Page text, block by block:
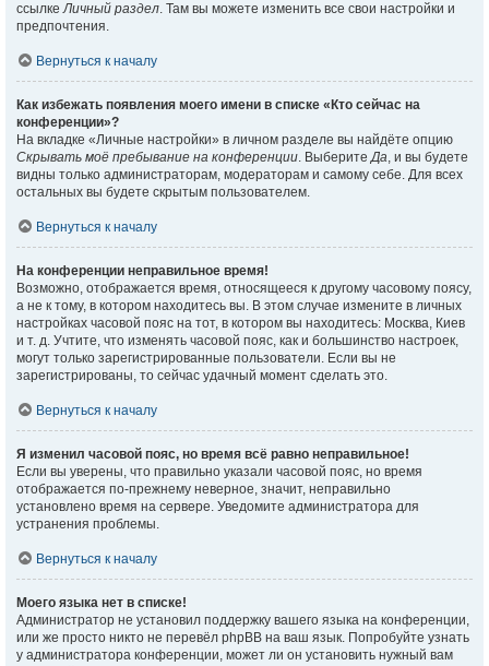
ссылкеЛичный раздел. Там вы можете изменить все свои настройки и
предпочтения.
Вернуться к началу
Как избежать появления моего имени в списке «Кто сейчас на
конференции»?
На вкладке «Личные настройки» в личном разделе вы найдёте опцию
Скрывать моё пребывание на конференции. ВыберитеДа, и вы будете
видны только администраторам, модераторам и самому себе. Для всех
остальных вы будете скрытым пользователем.
Вернуться к началу
На конференции неправильное время!
Возможно, отображается время, относящееся к другому часовому поясу,
а не к тому, в котором находитесь вы. В этом случае измените в личных
настройках часовой пояс на тот, в котором вы находитесь: Москва, Киев
и т. д. Учтите, что изменять часовой пояс, как и большинство настроек,
могут только зарегистрированные пользователи. Если вы не
зарегистрированы, то сейчас удачный момент сделать это.
Вернуться к началу
Я изменил часовой пояс, но время всё равно неправильное!
Если вы уверены, что правильно указали часовой пояс, но время
отображается по-прежнему неверное, значит, неправильно
установлено время на сервере. Уведомите администратора для
устранения проблемы.
Вернуться к началу
Моего языка нет в списке!
Администратор не установил поддержку вашего языка на конференции,
или же просто никто не перевёл phpBB на ваш язык. Попробуйте узнать
у администратора конференции, может ли он установить нужный вам